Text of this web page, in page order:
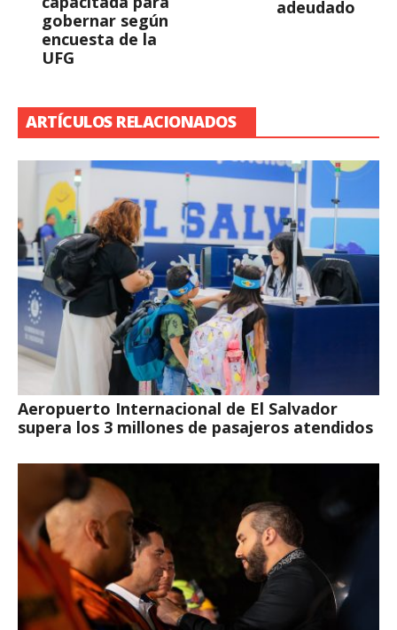
gobernar según
encuesta de la
UFG
adeudado
ARTÍCULOS RELACIONADOS
Aeropuerto Internacional de El Salvador
supera los 3 millones de pasajeros atendidos